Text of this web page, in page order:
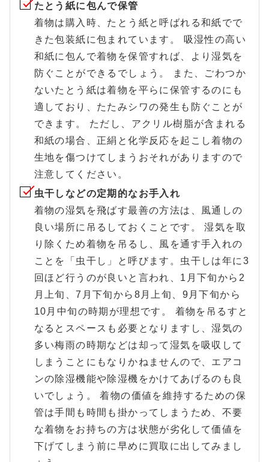
たとう紙に包んで保管
着物は購入時、たとう紙と呼ばれる和紙でで
きた包装紙に包まれています。 吸湿性の高い
和紙に包んで着物を保管すれば、より湿気を
防ぐことができるでしょう。 また、ごわつか
ないたとう紙は着物を平らに保管するのにも
適しており、たたみシワの発生も防ぐことが
できます。 ただし、アクリル樹脂が含まれる
和紙の場合、正絹と化学反応を起こし着物の
生地を傷つけてしまうおそれがありますので
注意してください。
虫干しなどの定期的なお手入れ
着物の湿気を飛ばす最善の方法は、風通しの
良い場所に吊るしておくことです。 湿気を取
り除くため着物を吊るし、風を通す手入れの
ことを「虫干し」と呼びます。虫干しは年に3
回ほど行うのが良いと言われ、1月下旬から2
月上旬、7月下旬から8月上旬、9月下旬から
10月中旬の時期が理想です。 着物を吊るすと
なるとスペースも必要となりますし、湿気の
多い梅雨の時期などは却って湿気を吸収して
しまうことにもなりかねませんので、エアコ
ンの除湿機能や除湿機をかけてあげるのも良
いでしょう。 着物の価値を維持するための保
管は手間も時間も掛かってしまうため、不要
な着物をお持ちの方は状態が劣化して価値を
下げてしまう前に早めに買取に出してみまし